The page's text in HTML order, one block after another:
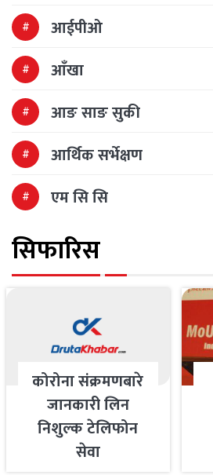
आईपीओ
आँखा
आङ साङ सुकी
आर्थिक सर्भेक्षण
एम सि सि
सिफारिस
कोरोना संक्रमणबारे
जानकारी लिन
निशुल्क टेलिफोन
सेवा